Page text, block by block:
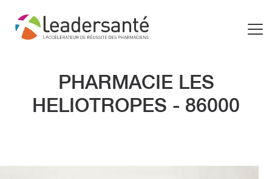
PHARMACIE LES
HELIOTROPES - 86000